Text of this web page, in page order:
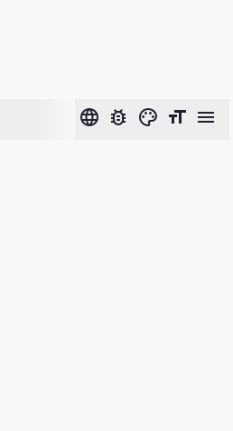
language bug_report color_lens format_size menu